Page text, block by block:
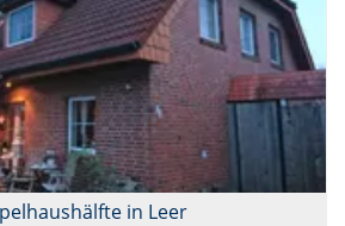
in Leer